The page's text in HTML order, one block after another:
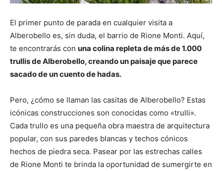
El primer punto de parada en cualquier visita a
Alberobello es, sin duda, el barrio de Rione Monti. Aquí,
te encontrarás con una colina repleta de más de 1.000
trullis de Alberobello, creando un paisaje que parece
sacado de un cuento de hadas.
Pero, ¿cómo se llaman las casitas de Alberobello? Estas
icónicas construcciones son conocidas como «trulli».
Cada trullo es una pequeña obra maestra de arquitectura
popular, con sus paredes blancas y techos cónicos
hechos de piedra seca. Pasear por las estrechas calles
de Rione Monti te brinda la oportunidad de sumergirte en